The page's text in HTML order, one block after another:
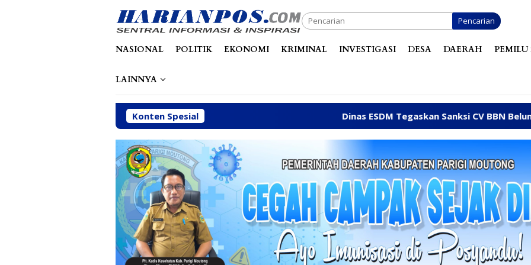
Pencarian
NASIONAL POLITIK EKONOMI KRIMINAL INVESTIGASI DESA DAERAH PEMILU
LAINNYA
Konten Spesial Dinas ESDM Tegaskan Sanksi CV BBN Belum Dicabut, Masih